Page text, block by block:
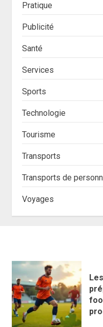
Pratique
Publicité
Santé
Services
Sports
Technologie
Tourisme
Transports
Transports de
Voyages